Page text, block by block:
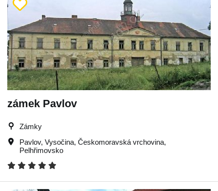
zámek Pavlov
Zámky
Pavlov, Vysočina, Českomoravská vrchovina,
Pelhřimovsko